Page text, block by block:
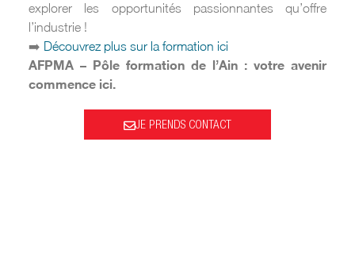
explorer les opportunités passionnantes qu’offre
l’industrie !
➡️ Découvrez plus sur la formation ici
AFPMA – Pôle formation de l’Ain : votre avenir
commence ici.
JE PRENDS CONTACT